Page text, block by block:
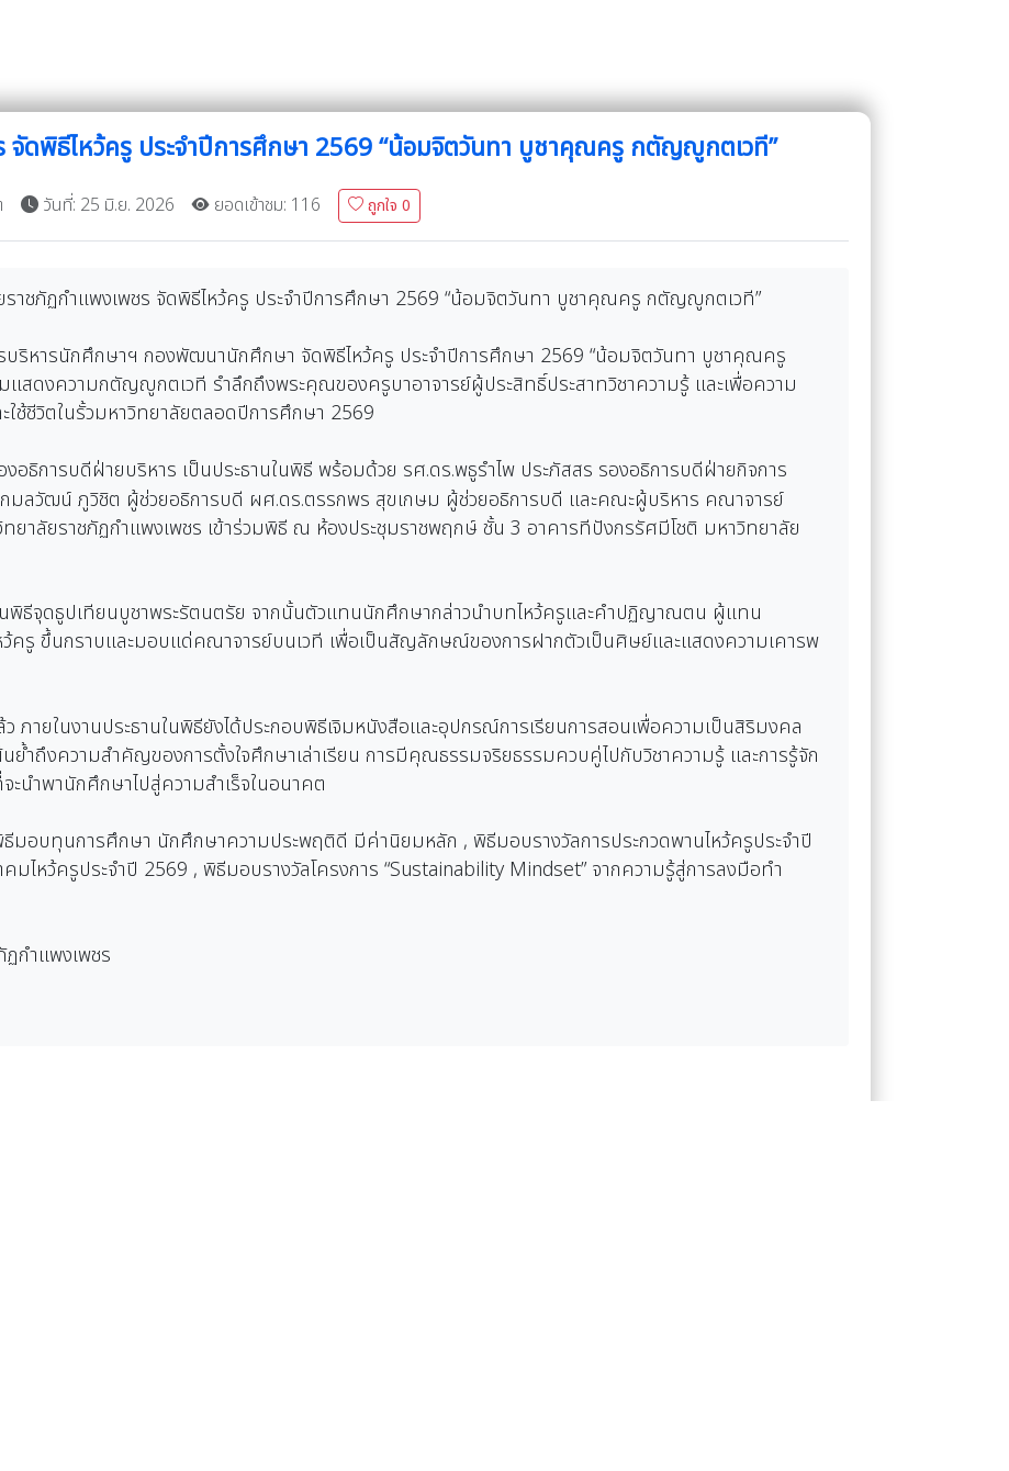
จัดพิธีไหว้ครู ประจำปีการศึกษา 2569 “น้อมจิตวันทา บูชาคุณครู กตัญญูกตเวที”
วันที่: 25 มิ.ย. 2026 ยอดเข้าชม: 116 ถูกใจ 0
ภัฏกำแพงเพชร จัดพิธีไหว้ครู ประจำปีการศึกษา 2569 “น้อมจิตวันทา บูชาคุณครู กตัญญูกตเวที”
ริหารนักศึกษาฯ กองพัฒนานักศึกษา จัดพิธีไหว้ครู ประจำปีการศึกษา 2569 “น้อมจิตวันทา บูชาคุณครู
สดงความกตัญญูกตเวที รำลึกถึงพระคุณของครูบาอาจารย์ผู้ประสิทธิ์ประสาทวิชาความรู้ และเพื่อความ
ใช้ชีวิตในรั้วมหาวิทยาลัยตลอดปีการศึกษา 2569
อธิการบดีฝ่ายบริหาร เป็นประธานในพิธี พร้อมด้วย รศ.ดร.พธูรำไพ ประภัสสร รองอธิการบดีฝ่ายกิจการ
ลวัฒน์ ภูวิชิต ผู้ช่วยอธิการบดี ผศ.ดร.ตรรกพร สุขเกษม ผู้ช่วยอธิการบดี และคณะผู้บริหาร คณาจารย์
าลัยราชภัฏกำแพงเพชร เข้าร่วมพิธี ณ ห้องประชุมราชพฤกษ์ ชั้น 3 อาคารทีปังกรรัศมีโชติ มหาวิทยาลัย
นพิธีจุดธูปเทียนบูชาพระรัตนตรัย จากนั้นตัวแทนนักศึกษากล่าวนำบทไหว้ครูและคำปฏิญาณตน ผู้แทน
ว้ครู ขึ้นกราบและมอบแด่คณาจารย์บนเวที เพื่อเป็นสัญลักษณ์ของการฝากตัวเป็นศิษย์และแสดงความเคารพ
ภายในงานประธานในพิธียังได้ประกอบพิธีเจิมหนังสือและอุปกรณ์การเรียนการสอนเพื่อความเป็นสิริมงคล
ย้ำถึงความสำคัญของการตั้งใจศึกษาเล่าเรียน การมีคุณธรรมจริยธรรมควบคู่ไปกับวิชาความรู้ และการรู้จัก
ำพานักศึกษาไปสู่ความสำเร็จในอนาคต
ธีมอบทุนการศึกษา นักศึกษาความประพฤติดี มีค่านิยมหลัก , พิธีมอบรางวัลการประกวดพานไหว้ครูประจำปี
มไหว้ครูประจำปี 2569 , พิธีมอบรางวัลโครงการ “Sustainability Mindset” จากความรู้สู่การลงมือทำ
กำแพงเพชร